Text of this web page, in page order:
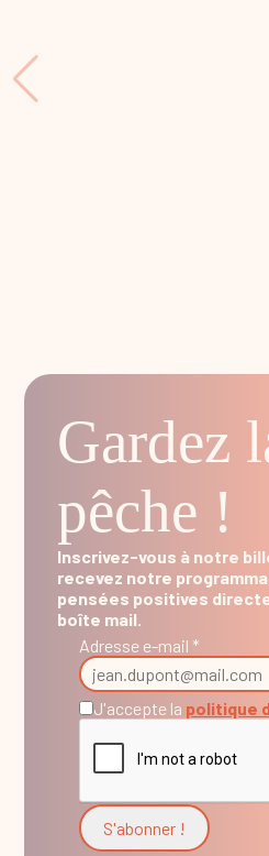
Gardez
pêche !
Inscrivez-vous à notre
recevez notre
pensées positives
boîte mail.
Adresse e-mail *
J'accepte la politique